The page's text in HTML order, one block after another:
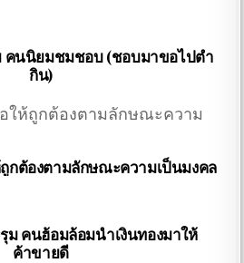
คนนิยมชมชอบ (ชอบมาขอไปตำ
กิน)
ถูกต้องตามลักษณะความเป็นมงคล
คนฮ้อมล้อมนำเงินทองมาให้
ค้าขายดี